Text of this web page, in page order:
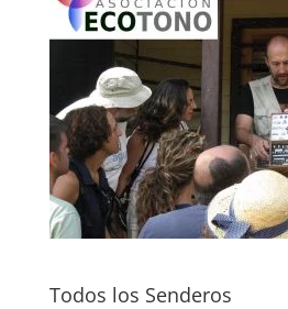
Todos los Senderos